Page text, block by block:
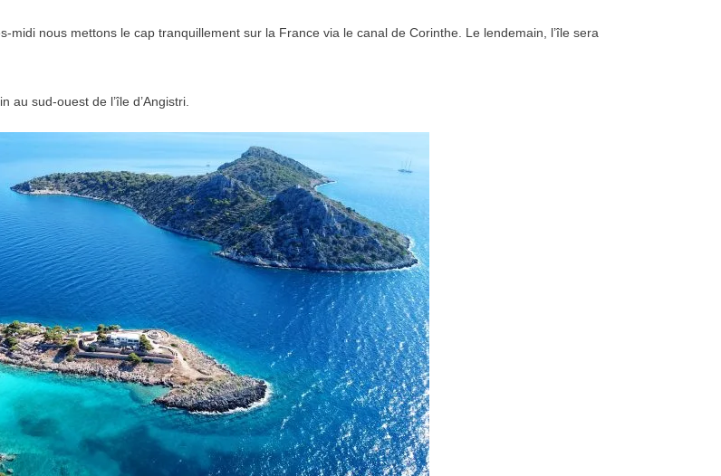
midi nous mettons le cap tranquillement sur la France via le canal de Corinthe. Le lendemain, l’île sera
sud-ouest de l’île d’Angistri.